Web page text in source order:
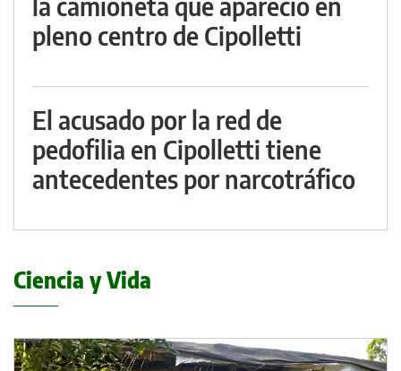
pleno centro de Cipolletti
El acusado por la red de
pedofilia en Cipolletti tiene
antecedentes por narcotráfico
Ciencia y Vida